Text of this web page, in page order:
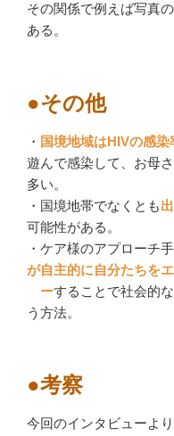
その関係で例えば写真
ある。
●その他
・ 国境地域はHIVの感染
遊んで感染して、お
多い。
・国境地帯でなくとも
可能性がある。
・ケア様のアプローチ
が自主的に自分たち
ーすることで社会的
う方法。
●考察
今回のインタビューよ